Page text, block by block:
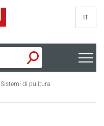
IT
Sistemi di pulitura